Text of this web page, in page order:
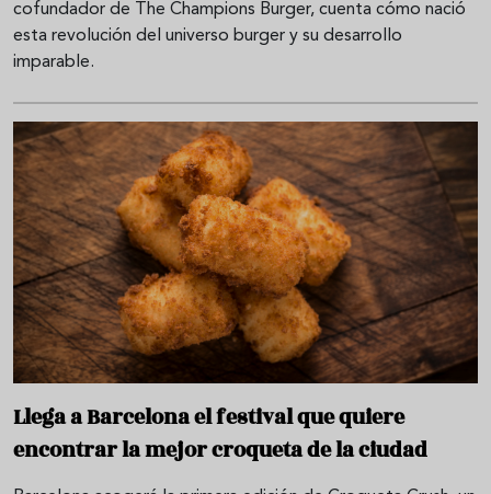
cofundador de The Champions Burger, cuenta cómo nació
esta revolución del universo burger y su desarrollo
imparable.
Llega a Barcelona el festival que quiere
encontrar la mejor croqueta de la ciudad